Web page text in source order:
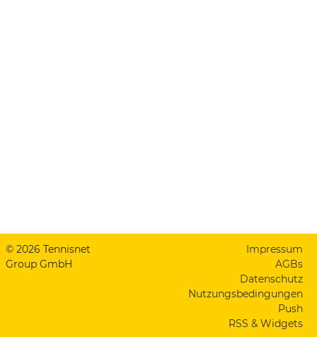
© 2026 Tennisnet
Group GmbH
Impressum
AGBs
Datenschutz
Nutzungsbedingungen
Push
RSS & Widgets